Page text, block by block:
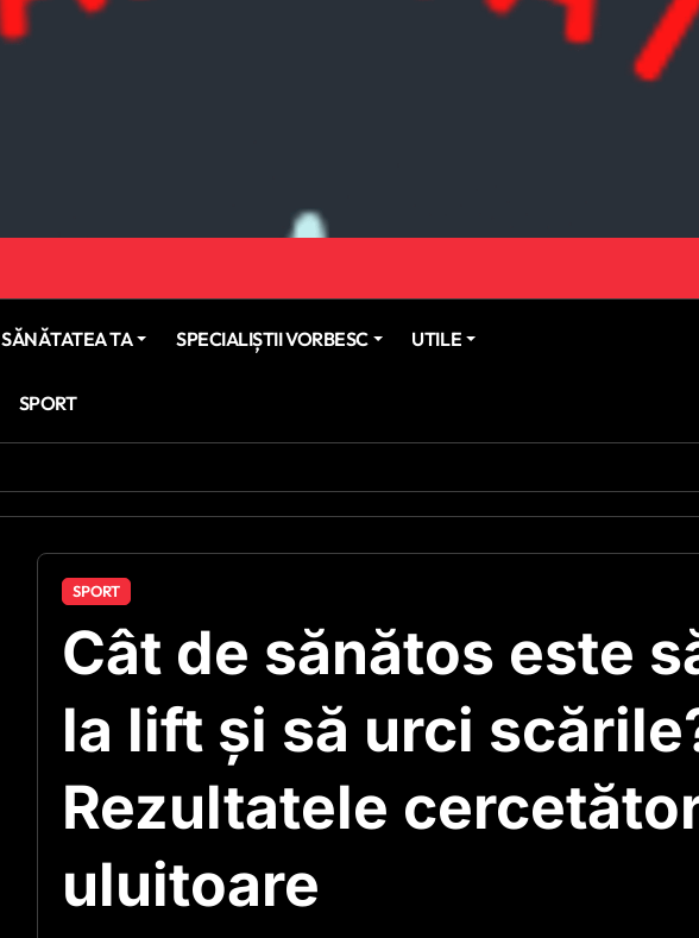
SĂNĂTATEA TA SPECIALIȘTII VORBESC UTILE
SPORT
SPORT
Cât de sănătos este
la lift și să urci
Rezultatele
uluitoare